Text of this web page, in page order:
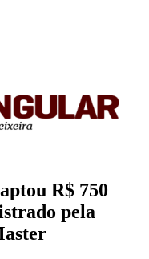
R$ 750
pela